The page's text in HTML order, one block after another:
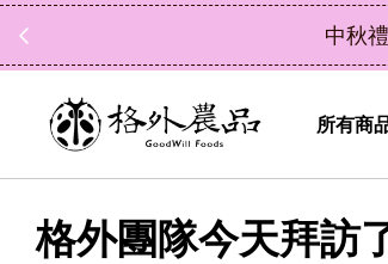
中秋
所有商
格外團隊今天拜訪